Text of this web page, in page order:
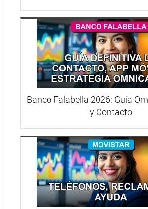
Banco Falabella 2026: Guía
y Contacto